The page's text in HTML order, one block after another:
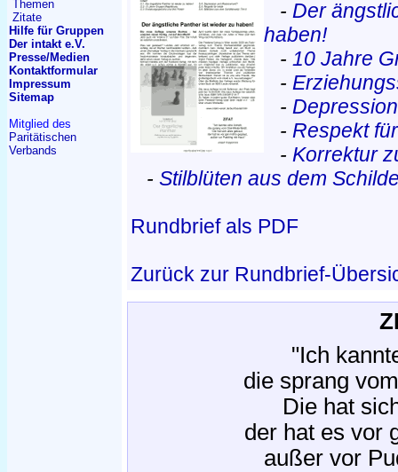
Themen
Zitate
Hilfe für Gruppen
Der intakt e.V.
Presse/Medien
Kontaktformular
Impressum
Sitemap
Mitglied des
Paritätischen
Verbands
- Der
haben!
- 10 Jahre
-
-
- Respekt
- Korrektur
- Stilblüten aus dem
Rundbrief als PDF
Zurück zur Rundbrief-
"Ich
die sprang
Die hat
der hat es vor
außer vor